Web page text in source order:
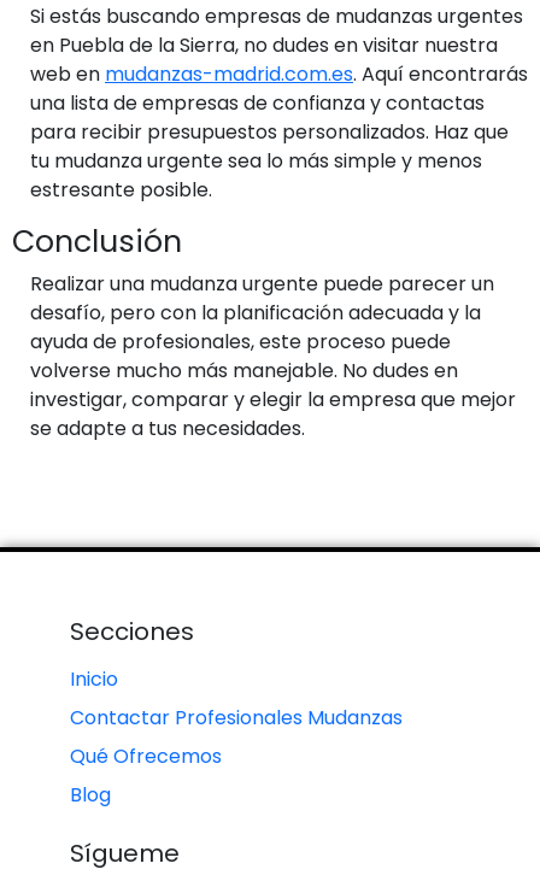
Si estás buscando empresas de mudanzas urgentes
en Puebla de la Sierra, no dudes en visitar nuestra
web en mudanzas-madrid.com.es. Aquí encontrarás
una lista de empresas de confianza y contactas
para recibir presupuestos personalizados. Haz que
tu mudanza urgente sea lo más simple y menos
estresante posible.
Conclusión
Realizar una mudanza urgente puede parecer un
desafío, pero con la planificación adecuada y la
ayuda de profesionales, este proceso puede
volverse mucho más manejable. No dudes en
investigar, comparar y elegir la empresa que mejor
se adapte a tus necesidades.
Secciones
Inicio
Contactar Profesionales Mudanzas
Qué Ofrecemos
Blog
Sígueme